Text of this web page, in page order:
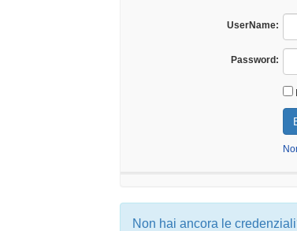
UserName:
Password:
Non hai ancora le